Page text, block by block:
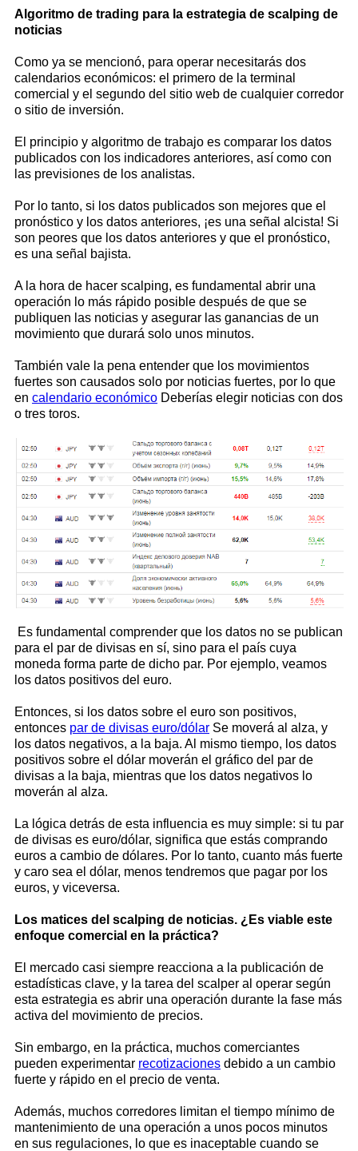
Algoritmo de trading para la estrategia de scalping de
noticias
Como ya se mencionó, para operar necesitarás dos
calendarios económicos: el primero de la terminal
comercial y el segundo del sitio web de cualquier corredor
o sitio de inversión.
El principio y algoritmo de trabajo es comparar los datos
publicados con los indicadores anteriores, así como con
las previsiones de los analistas.
Por lo tanto, si los datos publicados son mejores que el
pronóstico y los datos anteriores, ¡es una señal alcista! Si
son peores que los datos anteriores y que el pronóstico,
es una señal bajista.
A la hora de hacer scalping, es fundamental abrir una
operación lo más rápido posible después de que se
publiquen las noticias y asegurar las ganancias de un
movimiento que durará solo unos minutos.
También vale la pena entender que los movimientos
fuertes son causados ​​solo por noticias fuertes, por lo que
en calendario económico Deberías elegir noticias con dos
o tres toros.
Es fundamental comprender que los datos no se publican
para el par de divisas en sí, sino para el país cuya
moneda forma parte de dicho par. Por ejemplo, veamos
los datos positivos del euro.
Entonces, si los datos sobre el euro son positivos,
entonces par de divisas euro/dólar Se moverá al alza, y
los datos negativos, a la baja. Al mismo tiempo, los datos
positivos sobre el dólar moverán el gráfico del par de
divisas a la baja, mientras que los datos negativos lo
moverán al alza.
La lógica detrás de esta influencia es muy simple: si tu par
de divisas es euro/dólar, significa que estás comprando
euros a cambio de dólares. Por lo tanto, cuanto más fuerte
y caro sea el dólar, menos tendremos que pagar por los
euros, y viceversa.
Los matices del scalping de noticias. ¿Es viable este
enfoque comercial en la práctica?
El mercado casi siempre reacciona a la publicación de
estadísticas clave, y la tarea del scalper al operar según
esta estrategia es abrir una operación durante la fase más
activa del movimiento de precios.
Sin embargo, en la práctica, muchos comerciantes
pueden experimentar recotizaciones debido a un cambio
fuerte y rápido en el precio de venta.
Además, muchos corredores limitan el tiempo mínimo de
mantenimiento de una operación a unos pocos minutos
en sus regulaciones, lo que es inaceptable cuando se